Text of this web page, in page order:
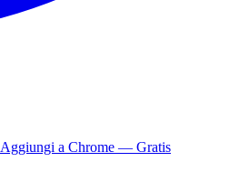
Aggiungi a Chrome — Gratis